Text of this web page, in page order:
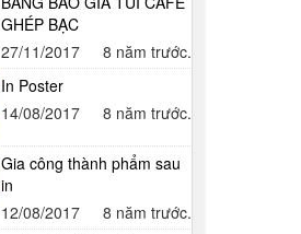
In Poster
14/08/2017
Gia công thành phẩm sau
in
in túi giấy ghép màng
nhôm
12/08/2017
8 năm trước.